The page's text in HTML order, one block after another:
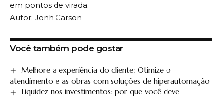
em pontos de virada.
Autor: Jonh Carson
Você também pode gostar
Melhore a experiência do cliente: Otimize o
atendimento e as obras com soluções de hiperautomação
Liquidez nos investimentos: por que você deve